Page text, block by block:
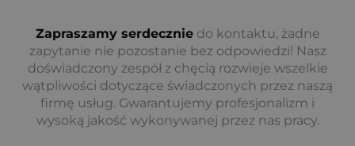
Zapraszamy serdeczniedo kontaktu, żadne
zapytanie nie pozostanie bez odpowiedzi! Nasz
doświadczony zespół z chęcią rozwieje wszelkie
wątpliwości dotyczące świadczonych przez naszą
firmę usług. Gwarantujemy profesjonalizm i
wysoką jakość wykonywanej przez nas pracy.